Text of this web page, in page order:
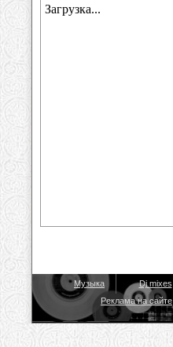
Музыка Dj mixes
Реклама на сайте